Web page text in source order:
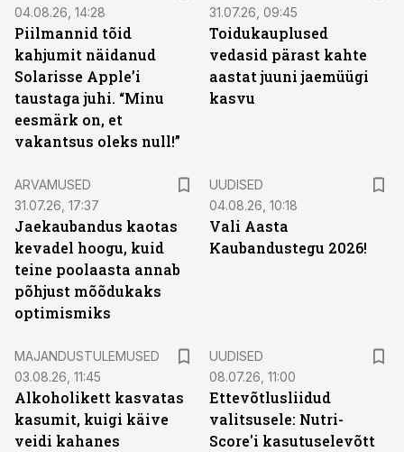
04.08.26, 14:28
Piilmannid tõid
kahjumit näidanud
Solarisse Apple’i
taustaga juhi. “Minu
eesmärk on, et
vakantsus oleks null!”
31.07.26, 09:45
Toidukauplused
vedasid pärast kahte
aastat juuni jaemüügi
kasvu
ARVAMUSED
31.07.26, 17:37
Jaekaubandus kaotas
kevadel hoogu, kuid
teine poolaasta annab
põhjust mõõdukaks
optimismiks
UUDISED
04.08.26, 10:18
Vali Aasta
Kaubandustegu 2026!
MAJANDUSTULEMUSED
03.08.26, 11:45
Alkoholikett kasvatas
kasumit, kuigi käive
veidi kahanes
UUDISED
08.07.26, 11:00
Ettevõtlusliidud
valitsusele: Nutri-
Score'i kasutuselevõtt